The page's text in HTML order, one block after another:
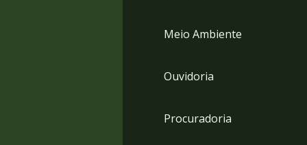
Meio Ambiente
Ouvidoria
Procuradoria